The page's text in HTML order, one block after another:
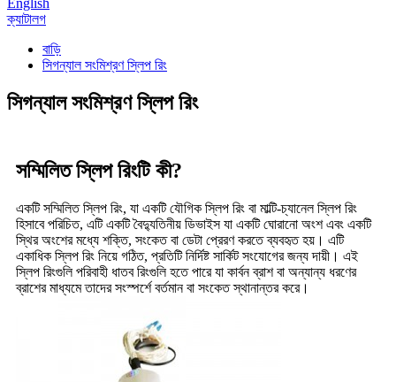
English
ক্যাটালগ
বাড়ি
সিগন্যাল সংমিশ্রণ স্লিপ রিং
সিগন্যাল সংমিশ্রণ স্লিপ রিং
সম্মিলিত স্লিপ রিংটি কী?
একটি সম্মিলিত স্লিপ রিং, যা একটি যৌগিক স্লিপ রিং বা মাল্টি-চ্যানেল স্লিপ রিং
হিসাবে পরিচিত, এটি একটি বৈদ্যুতিনীয় ডিভাইস যা একটি ঘোরানো অংশ এবং একটি
স্থির অংশের মধ্যে শক্তি, সংকেত বা ডেটা প্রেরণ করতে ব্যবহৃত হয়। এটি
একাধিক স্লিপ রিং নিয়ে গঠিত, প্রতিটি নির্দিষ্ট সার্কিট সংযোগের জন্য দায়ী। এই
স্লিপ রিংগুলি পরিবাহী ধাতব রিংগুলি হতে পারে যা কার্বন ব্রাশ বা অন্যান্য ধরণের
ব্রাশের মাধ্যমে তাদের সংস্পর্শে বর্তমান বা সংকেত স্থানান্তর করে।